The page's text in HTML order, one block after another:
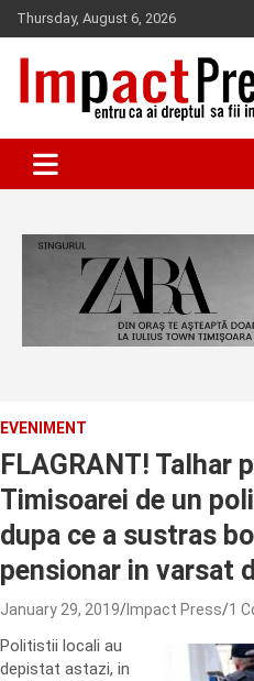
Skip
to
content
Thursday, August 6, 2026
IMPACTPRESS
EVENIMENT
FLAGRANT! Talhar
Timisoarei de un
dupa ce a sustras
pensionar in varsat
January 29, 2019 Impact Press 1
Politistii locali au
depistat astazi, in